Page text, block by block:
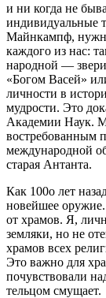
и ни когда не
индивидуальные
Майнкампф,
каждого из нас:
народной —
«Богом Васей»
личности в
мудрости. Это
Академии Наук.
востребованным
международной
старая Антанта.
Как 100о лет
новейшее
от храмов. Я,
земляки, но не
храмов всех
Это важно для
почувствовали
тельцом смущает.